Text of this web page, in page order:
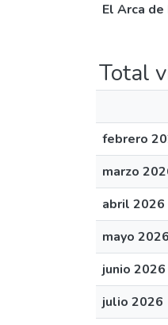
El Arca
Total
febrero
marzo
abril 2026
mayo 2026
junio 2026
julio 2026